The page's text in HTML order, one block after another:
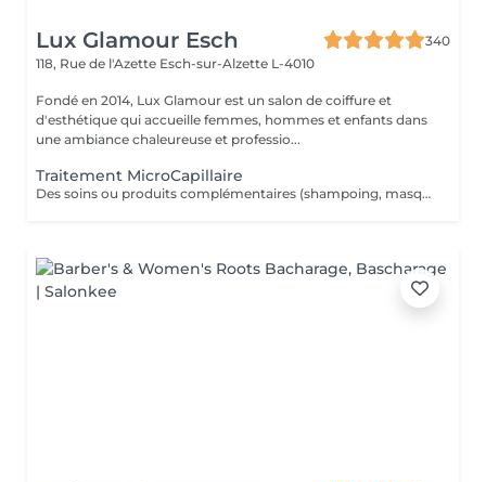
Lux Glamour Esch
340
118, Rue de l'Azette Esch-sur-Alzette L-4010
Fondé en 2014, Lux Glamour est un salon de coiffure et
d'esthétique qui accueille femmes, hommes et enfants dans
une ambiance chaleureuse et professio...
Traitement MicroCapillaire
Des soins ou produits complémentaires (shampoing, masques, hydratations profondes, fixateurs, etc.) peuvent être suggérés lors de votre venue, selon l'état de vos cheveux et vos objectifs beauté. Ces compléments ne figurent pas dans la réservation en ligne. Ces options peuvent entraîner un coût supplémentaire, toujours communiqué clairement avant toute application.